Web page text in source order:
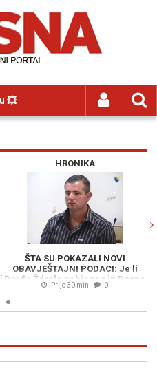
💥
HRONIKA
ŠTA SU POKAZALI NOVI
OBAVJEŠTAJNI PODACI: Je li
Đorđe Ždrale pobjegao iz Bosne
i Hercegovine?
Prije 30 min 0